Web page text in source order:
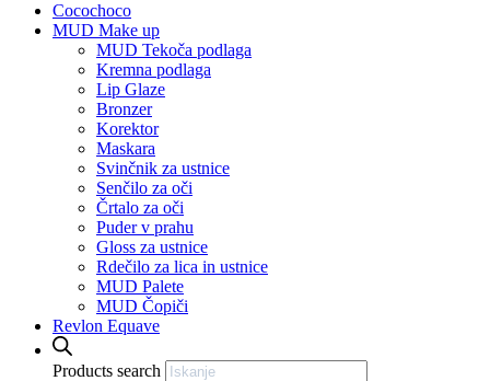
Cocochoco
MUD Make up
MUD Tekoča podlaga
Kremna podlaga
Lip Glaze
Bronzer
Korektor
Maskara
Svinčnik za ustnice
Senčilo za oči
Črtalo za oči
Puder v prahu
Gloss za ustnice
Rdečilo za lica in ustnice
MUD Palete
MUD Čopiči
Revlon Equave
Products search